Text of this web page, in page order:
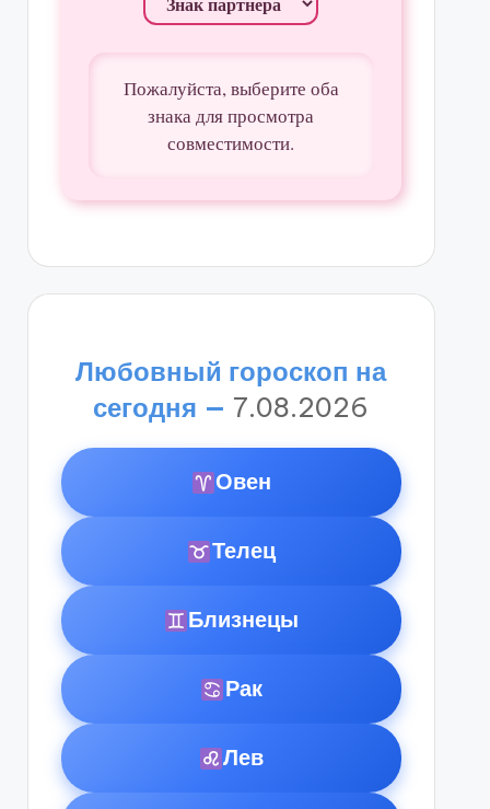
Пожалуйста, выберите оба
знака для просмотра
совместимости.
Любовный гороскоп на
сегодня — 7.08.2026
Овен
Телец
Близнецы
Рак
Лев